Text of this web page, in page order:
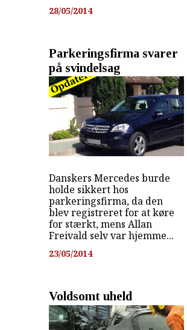
28/05/2014
Parkeringsfirma svarer
på svindelsag
Danskers Mercedes burde
holde sikkert hos
parkeringsfirma, da den
blev registreret for at køre
for stærkt, mens Allan
Freivald selv var hjemme...
23/05/2014
Voldsomt uheld